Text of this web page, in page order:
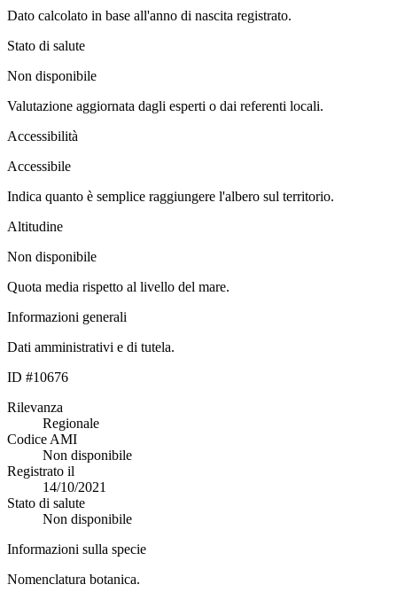
Dato calcolato in base all'anno di nascita registrato.
Stato di salute
Non disponibile
Valutazione aggiornata dagli esperti o dai referenti locali.
Accessibilità
Accessibile
Indica quanto è semplice raggiungere l'albero sul territorio.
Altitudine
Non disponibile
Quota media rispetto al livello del mare.
Informazioni generali
Dati amministrativi e di tutela.
ID #10676
Rilevanza
Regionale
Codice AMI
Non disponibile
Registrato il
14/10/2021
Stato di salute
Non disponibile
Informazioni sulla specie
Nomenclatura botanica.